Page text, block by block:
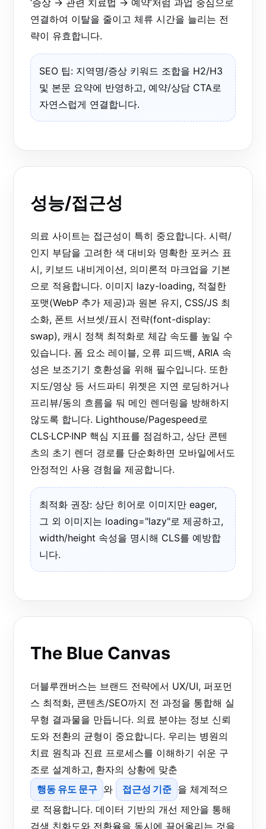
연결하여 이탈을 줄이고 체류 시간을 늘리는 전
략이 유효합니다.
SEO 팁: 지역명/증상 키워드 조합을 H2/H3
및 본문 요약에 반영하고, 예약/상담 CTA로
자연스럽게 연결합니다.
성능/접근성
의료 사이트는 접근성이 특히 중요합니다. 시력/
인지 부담을 고려한 색 대비와 명확한 포커스 표
시, 키보드 내비게이션, 의미론적 마크업을 기본
으로 적용합니다. 이미지 lazy-loading, 적절한
포맷(WebP 추가 제공)과 원본 유지, CSS/JS 최
소화, 폰트 서브셋/표시 전략(font-display:
swap), 캐시 정책 최적화로 체감 속도를 높일 수
있습니다. 폼 요소 레이블, 오류 피드백, ARIA 속
성은 보조기기 호환성을 위해 필수입니다. 또한
지도/영상 등 서드파티 위젯은 지연 로딩하거나
프리뷰/동의 흐름을 둬 메인 렌더링을 방해하지
않도록 합니다. Lighthouse/Pagespeed로
CLS·LCP·INP 핵심 지표를 점검하고, 상단 콘텐
츠의 초기 렌더 경로를 단순화하면 모바일에서도
안정적인 사용 경험을 제공합니다.
최적화 권장: 상단 히어로 이미지만 eager,
그 외 이미지는 loading="lazy"로 제공하고,
width/height 속성을 명시해 CLS를 예방합
니다.
The Blue Canvas
더블루캔버스는 브랜드 전략에서 UX/UI, 퍼포먼
스 최적화, 콘텐츠/SEO까지 전 과정을 통합해 실
무형 결과물을 만듭니다. 의료 분야는 정보 신뢰
도와 전환의 균형이 중요합니다. 우리는 병원의
치료 원칙과 진료 프로세스를 이해하기 쉬운 구
조로 설계하고, 환자의 상황에 맞춘
행동 유도 문구 와 접근성 기준 을 체계적으
로 적용합니다. 데이터 기반의 개선 제안을 통해
검색 친화도와 전환율을 동시에 끌어올리는 것을